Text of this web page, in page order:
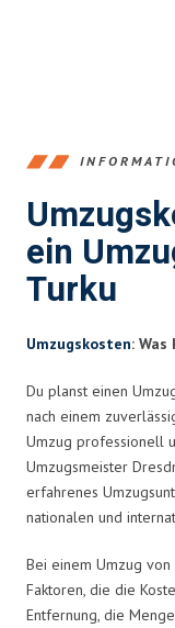
ein
Turku
Umzugskosten:
Du planst einen
nach einem
Umzug professionell
Umzugsmeister
erfahrenes
nationalen und
Bei einem Umzug
Faktoren, die die
Entfernung, die